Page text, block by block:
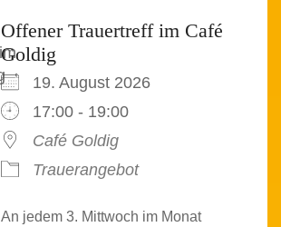
Offener Trauertreff im Café
Goldig
19. August 2026
17:00 - 19:00
Café Goldig
Trauerangebot
An jedem 3. Mittwoch im Monat